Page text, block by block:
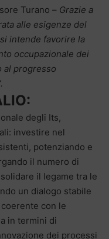
Turano – Grazie a
alle esigenze del
intende favorire la
occupazionale dei
al progresso
degli Its,
investire nel
potenziando e
il numero di
il legame tra le
un dialogo stabile
con le
in termini di
dei processi